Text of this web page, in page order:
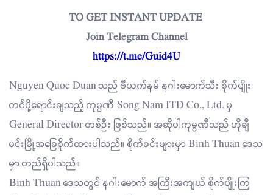
TO GET INSTANT UPDATE
Join Telegram Channel
https://t.me/Guid4U
Nguyen Quoc Duan သည် ဗီယက်နမ် နဂါးမောက်သီး စိုက်ပျိုး
တင်ပို့ရောင်းချသည့် ကုမ္ပဏီ Song Nam ITD Co., Ltd. မှ
General Director တစ်ဦး ဖြစ်သည်။ အဆိုပါကုမ္ပဏီသည် ဟိုချီ
မင်းမြို့အခြေစိုက်ထားပါသည်။ စိုက်ခင်းများမှာ Binh Thuan ဒေသ
မှာ တည်ရှိပါသည်။
Binh Thuan ဒေသတွင် နဂါးမောက် အကြီးအကျယ် စိုက်ပျိုးကြ